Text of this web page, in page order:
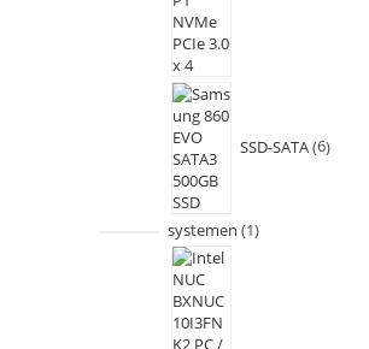
SSD-SATA 6
systemen 1